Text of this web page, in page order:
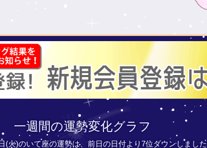
一週間の運勢変化グラフ
(火)のいて座の運勢は、前日の日付より7位ダウンしました